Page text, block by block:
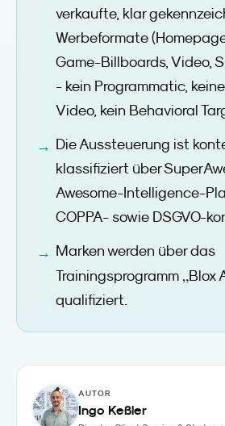
verkaufte, klar
Werbeformate
Game-Billboards, Video,
- kein Programmatic,
Video, kein Behavioral
Die Aussteuerung ist
klassifiziert über
Awesome-Intelligence-
COPPA- sowie DSGVO-
Marken werden über das
Trainingsprogramm „Blox
qualifiziert.
AUTOR
Ingo Keßler